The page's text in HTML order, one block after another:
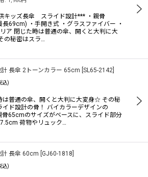
絞り込む
ッズ長傘 スライド設計*** ・親骨
69cm) ・手開き式 ・グラスファイバー ・
ア 閉じた時は普通の傘、開くと大判に大
の秘密はスラ…
長傘 2トーンカラー 65cm SL65-2142
込)
は普通の傘、開くと大判に大変身☆ その秘
イド設計の骨！ バイカラーデザインの
65cmのサイズがベースに、スライド部分
荷物やリュック…
長傘 60cm GJ60-1818
込)